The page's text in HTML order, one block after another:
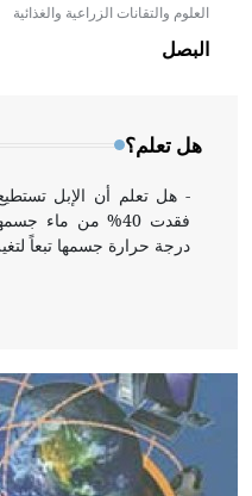
العلوم والتقانات الزراعية والغذائية
البصل
هل تعلم؟
- هل تعلم أن الأبلق نوع
بالعمارة الإسلامية في
المعمار على بناء مداميكه
- هل تعلم أن الإبل
فقدت 40% من ماء
درجة حرارة جسمها تبعاً
- هل تعلم أن أبقراط
الحكم، الأدلة، تنظيم
ويعود له الفضل بأنه حرر